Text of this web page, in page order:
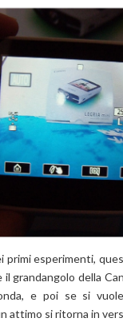
primi esperimenti,
grandangolo della
e poi se si
attimo si ritorna in